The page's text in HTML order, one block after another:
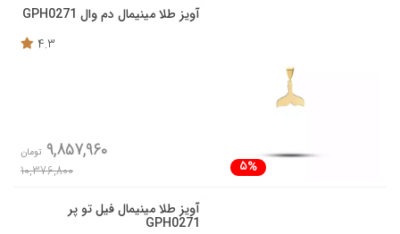
آویز طلا مینیمال دم وال GPH0271
4.3
5%
9,857,960 تومان
10,376,800
آویز طلا مینیمال فیل تو پر
GPH0271